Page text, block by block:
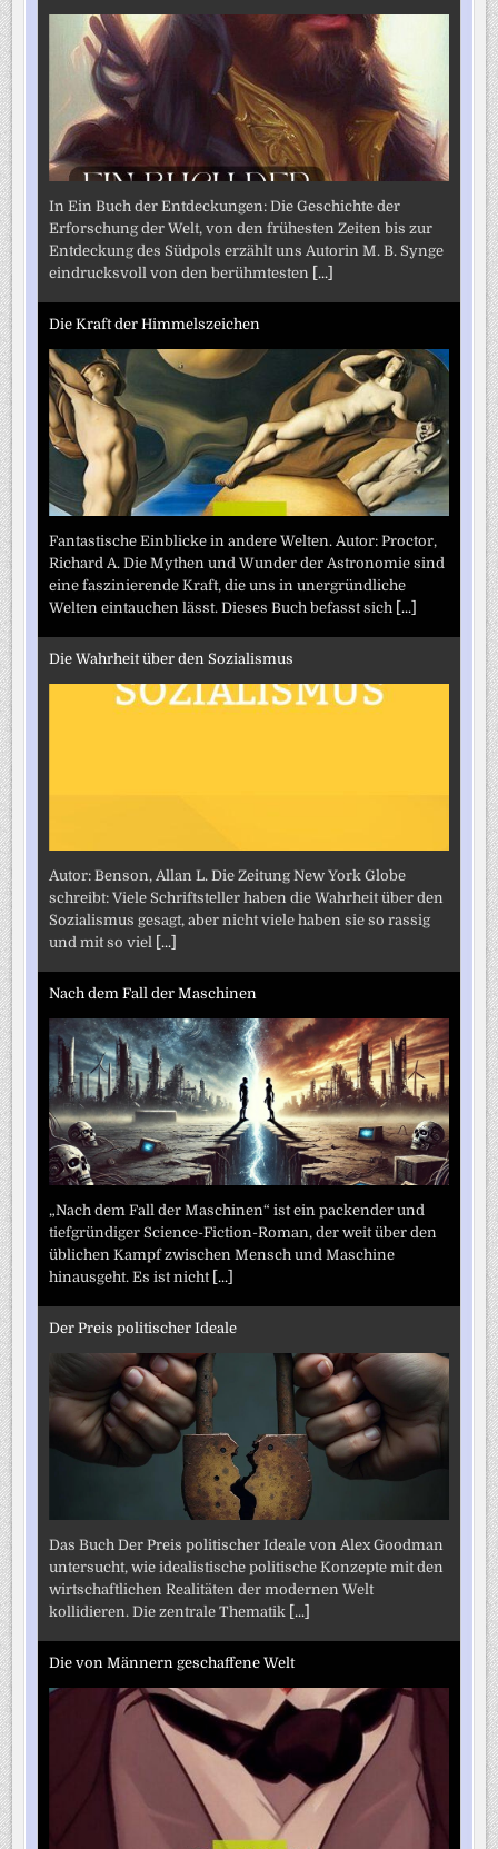
In Ein Buch der Entdeckungen: Die Geschichte der
Erforschung der Welt, von den frühesten Zeiten bis zur
Entdeckung des Südpols erzählt uns Autorin M. B. Synge
eindrucksvoll von den berühmtesten [...]
Die Kraft der Himmelszeichen
Fantastische Einblicke in andere Welten. Autor: Proctor,
Richard A. Die Mythen und Wunder der Astronomie sind
eine faszinierende Kraft, die uns in unergründliche
Welten eintauchen lässt. Dieses Buch befasst sich [...]
Die Wahrheit über den Sozialismus
Autor: Benson, Allan L. Die Zeitung New York Globe
schreibt: Viele Schriftsteller haben die Wahrheit über den
Sozialismus gesagt, aber nicht viele haben sie so rassig
und mit so viel [...]
Nach dem Fall der Maschinen
„Nach dem Fall der Maschinen“ ist ein packender und
tiefgründiger Science-Fiction-Roman, der weit über den
üblichen Kampf zwischen Mensch und Maschine
hinausgeht. Es ist nicht [...]
Der Preis politischer Ideale
Das Buch Der Preis politischer Ideale von Alex Goodman
untersucht, wie idealistische politische Konzepte mit den
wirtschaftlichen Realitäten der modernen Welt
kollidieren. Die zentrale Thematik [...]
Die von Männern geschaffene Welt